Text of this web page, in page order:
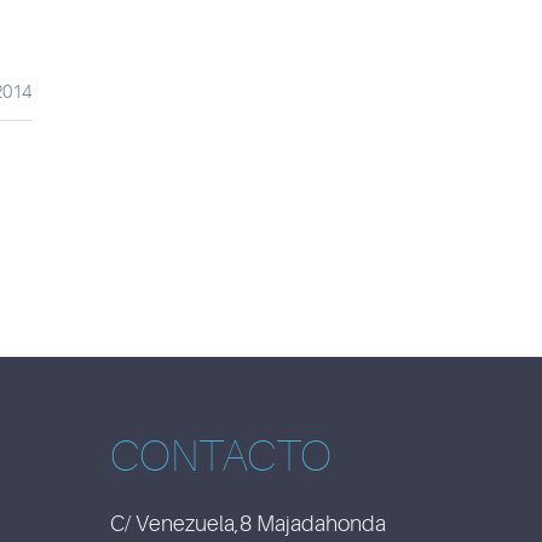
CONTACTO
C/ Venezuela,8 Majadahonda